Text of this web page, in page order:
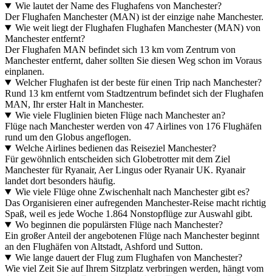
Wie lautet der Name des Flughafens von Manchester?
Der Flughafen Manchester (MAN) ist der einzige nahe Manchester.
Wie weit liegt der Flughafen Flughafen Manchester (MAN) von
Manchester entfernt?
Der Flughafen MAN befindet sich 13 km vom Zentrum von
Manchester entfernt, daher sollten Sie diesen Weg schon im Voraus
einplanen.
Welcher Flughafen ist der beste für einen Trip nach Manchester?
Rund 13 km entfernt vom Stadtzentrum befindet sich der Flughafen
MAN, Ihr erster Halt in Manchester.
Wie viele Fluglinien bieten Flüge nach Manchester an?
Flüge nach Manchester werden von 47 Airlines von 176 Flughäfen
rund um den Globus angeflogen.
Welche Airlines bedienen das Reiseziel Manchester?
Für gewöhnlich entscheiden sich Globetrotter mit dem Ziel
Manchester für Ryanair, Aer Lingus oder Ryanair UK. Ryanair
landet dort besonders häufig.
Wie viele Flüge ohne Zwischenhalt nach Manchester gibt es?
Das Organisieren einer aufregenden Manchester-Reise macht richtig
Spaß, weil es jede Woche 1.864 Nonstopflüge zur Auswahl gibt.
Wo beginnen die populärsten Flüge nach Manchester?
Ein großer Anteil der angebotenen Flüge nach Manchester beginnt
an den Flughäfen von Altstadt, Ashford und Sutton.
Wie lange dauert der Flug zum Flughafen von Manchester?
Wie viel Zeit Sie auf Ihrem Sitzplatz verbringen werden, hängt vom